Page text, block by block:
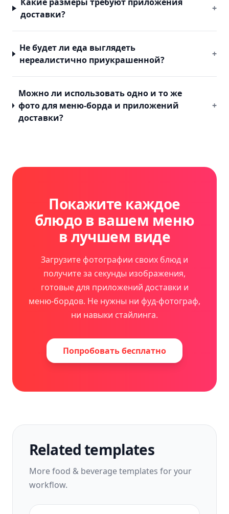
доставки?
+
Не будет ли еда выглядеть
нереалистично приукрашенной?
+
Можно ли использовать одно и то же
фото для меню-борда и приложений
доставки?
+
Покажите каждое
блюдо в вашем меню
в лучшем виде
Загрузите фотографии своих блюд и
получите за секунды изображения,
готовые для приложений доставки и
меню-бордов. Не нужны ни фуд-фотограф,
ни навыки стайлинга.
Попробовать бесплатно
Related templates
Morefood & beveragetemplates for your
workflow.